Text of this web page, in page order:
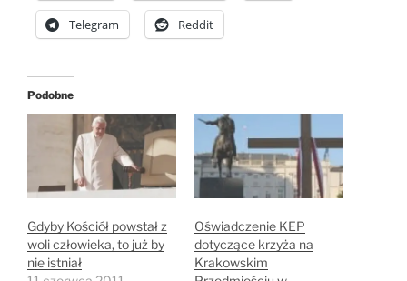
Telegram Reddit
Podobne
Gdyby Kościół powstał z
woli człowieka, to już by
nie istniał
Oświadczenie KEP
dotyczące krzyża na
Krakowskim